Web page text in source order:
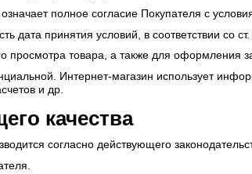
полное согласие Покупателя с
дата принятия условий, в соответствии со
просмотра товара, а также для оформления
Интернет-магазин использует
и др.
качества
согласно действующего